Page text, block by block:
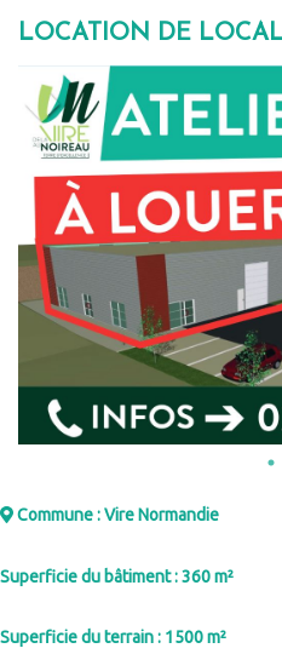
LOCATION DE
Commune : Vire Normandie
Superficie du bâtiment : 360 m²
Superficie du terrain : 1500 m²